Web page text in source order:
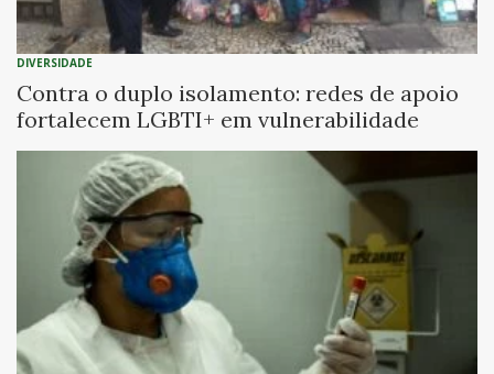
DIVERSIDADE
Contra o duplo isolamento: redes de apoio
fortalecem LGBTI+ em vulnerabilidade